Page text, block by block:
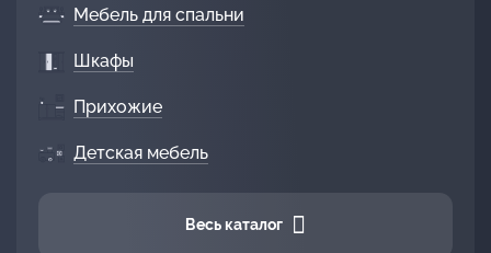
Мебель для спальни
Шкафы
Прихожие
Детская мебель
Весь каталог